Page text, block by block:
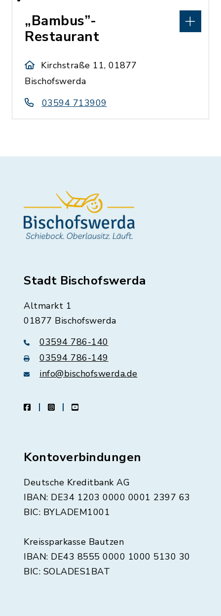
„Bambus”-
Restaurant
Kirchstraße 11, 01877
Bischofswerda
03594 713909
Stadt Bischofswerda
Altmarkt 1
01877 Bischofswerda
03594 786-140
03594 786-149
info@bischofswerda.de
facebookinstagramyoutube
Kontoverbindungen
Deutsche Kreditbank AG
IBAN: DE34 1203 0000 0001 2397 63
BIC: BYLADEM1001
Kreissparkasse Bautzen
IBAN: DE43 8555 0000 1000 5130 30
BIC: SOLADES1BAT